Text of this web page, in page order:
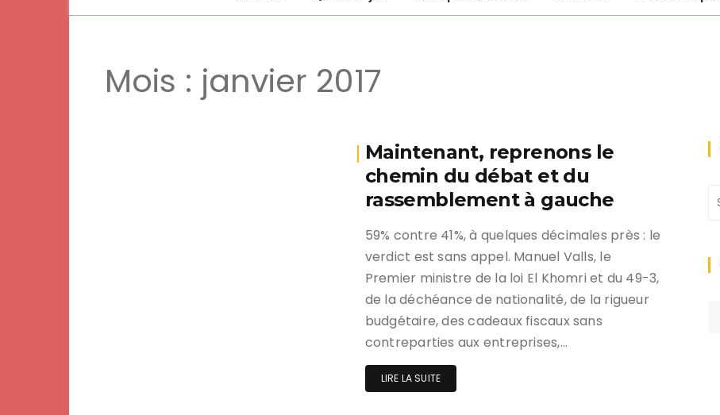
Mois : janvier 2017
Maintenant, reprenons le
chemin du débat et du
rassemblement à gauche
59% contre 41%, à quelques décimales près : le
verdict est sans appel. Manuel Valls, le
Premier ministre de la loi El Khomri et du 49-3,
de la déchéance de nationalité, de la rigueur
budgétaire, des cadeaux fiscaux sans
contreparties aux entreprises,…
LIRE LA SUITE